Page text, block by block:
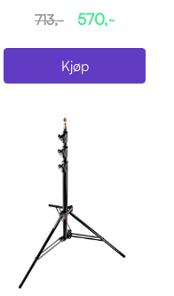
713,- 570,-
Kjøp